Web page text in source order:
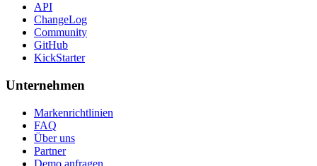
API
ChangeLog
Community
GitHub
KickStarter
Unternehmen
Markenrichtlinien
FAQ
Über uns
Partner
Demo anfragen